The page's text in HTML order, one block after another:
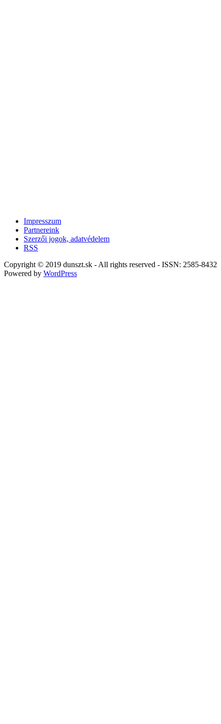
Impresszum
Partnereink
Szerzői jogok, adatvédelem
RSS
Copyright © 2019 dunszt.sk - All rights reserved - ISSN: 2585-8432
Powered by WordPress